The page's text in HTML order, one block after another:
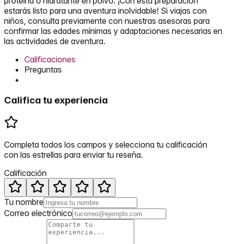
estarás listo para una aventura inolvidable! Si viajas con
niños, consulta previamente con nuestras asesoras para
confirmar las edades mínimas y adaptaciones necesarias en
las actividades de aventura.
Calificaciones
Preguntas
Califica tu experiencia
Completa todos los campos y selecciona tu calificación
con las estrellas para enviar tu reseña.
Calificación
Tu nombre
Correo electrónico